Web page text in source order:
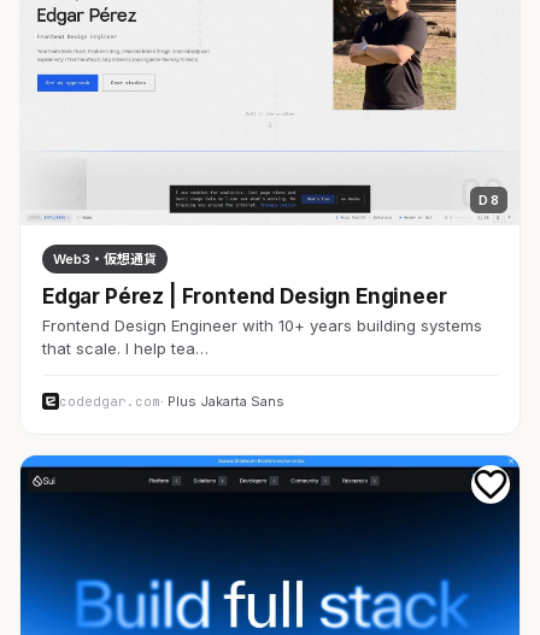
D 8
Web3・仮想通貨
Edgar Pérez | Frontend Design Engineer
Frontend Design Engineer with 10+ years building systems
that scale. I help tea…
codedgar.com· Plus Jakarta Sans